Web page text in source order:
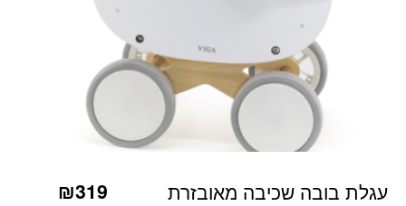
עגלת בובה שכיבה מאובזרת ₪319